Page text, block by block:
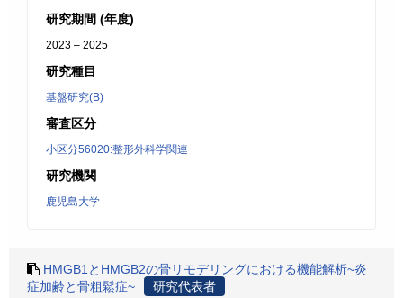
研究期間 (年度)
2023 – 2025
研究種目
基盤研究(B)
審査区分
小区分56020:整形外科学関連
研究機関
鹿児島大学
HMGB1とHMGB2の骨リモデリングにおける機能解析~炎
症加齢と骨粗鬆症~
研究代表者